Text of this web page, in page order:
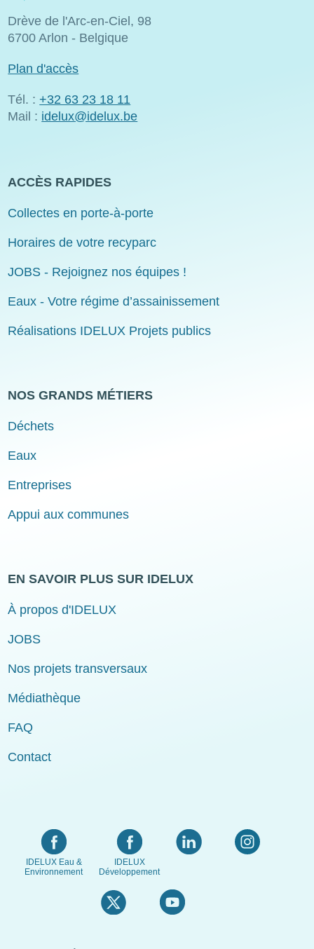
Drève de l'Arc-en-Ciel, 98
6700 Arlon - Belgique
Plan d'accès
Tél. : +32 63 23 18 11
Mail : idelux@idelux.be
ACCÈS RAPIDES
Collectes en porte-à-porte
Horaires de votre recyparc
JOBS - Rejoignez nos équipes !
Eaux - Votre régime d’assainissement
Réalisations IDELUX Projets publics
NOS GRANDS MÉTIERS
Déchets
Eaux
Entreprises
Appui aux communes
EN SAVOIR PLUS SUR IDELUX
À propos d'IDELUX
JOBS
Nos projets transversaux
Médiathèque
FAQ
Contact
IDELUX Eau &
Environnement
IDELUX
Développement